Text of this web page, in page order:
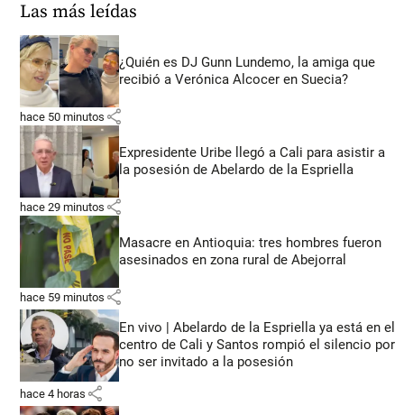
Las más leídas
¿Quién es DJ Gunn Lundemo, la amiga que
recibió a Verónica Alcocer en Suecia?
hace 50 minutos share
Expresidente Uribe llegó a Cali para asistir a
la posesión de Abelardo de la Espriella
hace 29 minutos share
Masacre en Antioquia: tres hombres fueron
asesinados en zona rural de Abejorral
hace 59 minutos share
En vivo | Abelardo de la Espriella ya está en el
centro de Cali y Santos rompió el silencio por
no ser invitado a la posesión
hace 4 horas share